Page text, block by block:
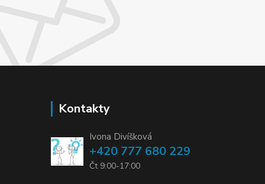
Kontakty
Ivona Divíšková
+420 777 680 229
Čt 9:00-17:00